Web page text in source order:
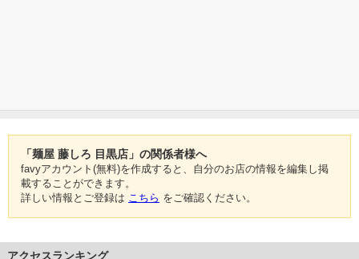
「麺屋 藤しろ 目黒店」の関係者様へ
favyアカウント(無料)を作成すると、自分のお店の情報を編集し掲
載することができます。
詳しい情報とご登録は こちら をご確認ください。
アクセスランキング